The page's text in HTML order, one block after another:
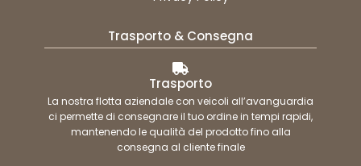
Trasporto & Consegna
Trasporto
La nostra flotta aziendale con veicoli all’avanguardia
ci permette di consegnare il tuo ordine in tempi rapidi,
mantenendo le qualità del prodotto fino alla
consegna al cliente finale